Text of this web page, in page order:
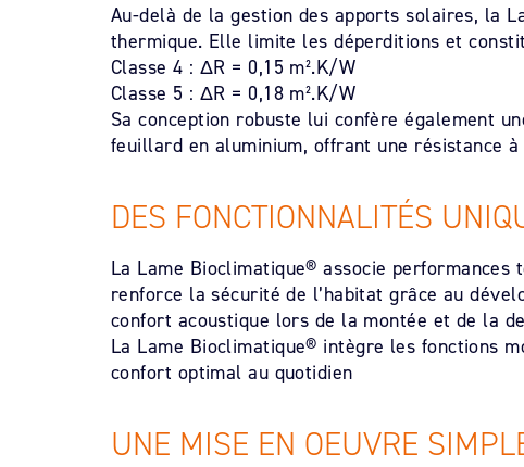
Au-delà de la gestion des apports solaires, la
thermique. Elle limite les déperditions et
Classe 4 : ΔR = 0,15 m².K/W
Classe 5 : ΔR = 0,18 m².K/W
Sa conception robuste lui confère également
feuillard en aluminium, offrant une résistance
DES FONCTIONNALITÉS
La Lame Bioclimatique® associe
renforce la sécurité de l’habitat grâce au
confort acoustique lors de la montée et de la
La Lame Bioclimatique® intègre les fonctions
confort optimal au quotidien
UNE MISE EN OEUVRE